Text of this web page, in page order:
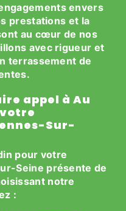
envers
prestations et la
au cœur de nos
avec rigueur et
terrassement de
appel à Au
Sur-
pour votre
Seine présente de
notre
: